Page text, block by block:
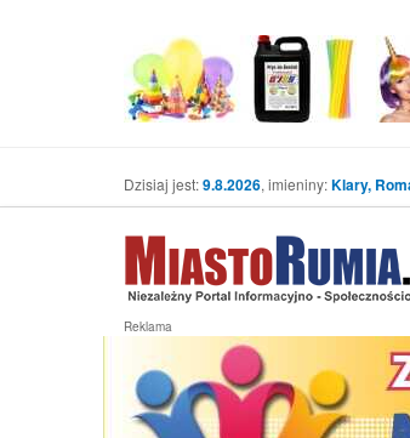
Dzisiaj jest:9.8.2026, imieniny:Klary,
Reklama